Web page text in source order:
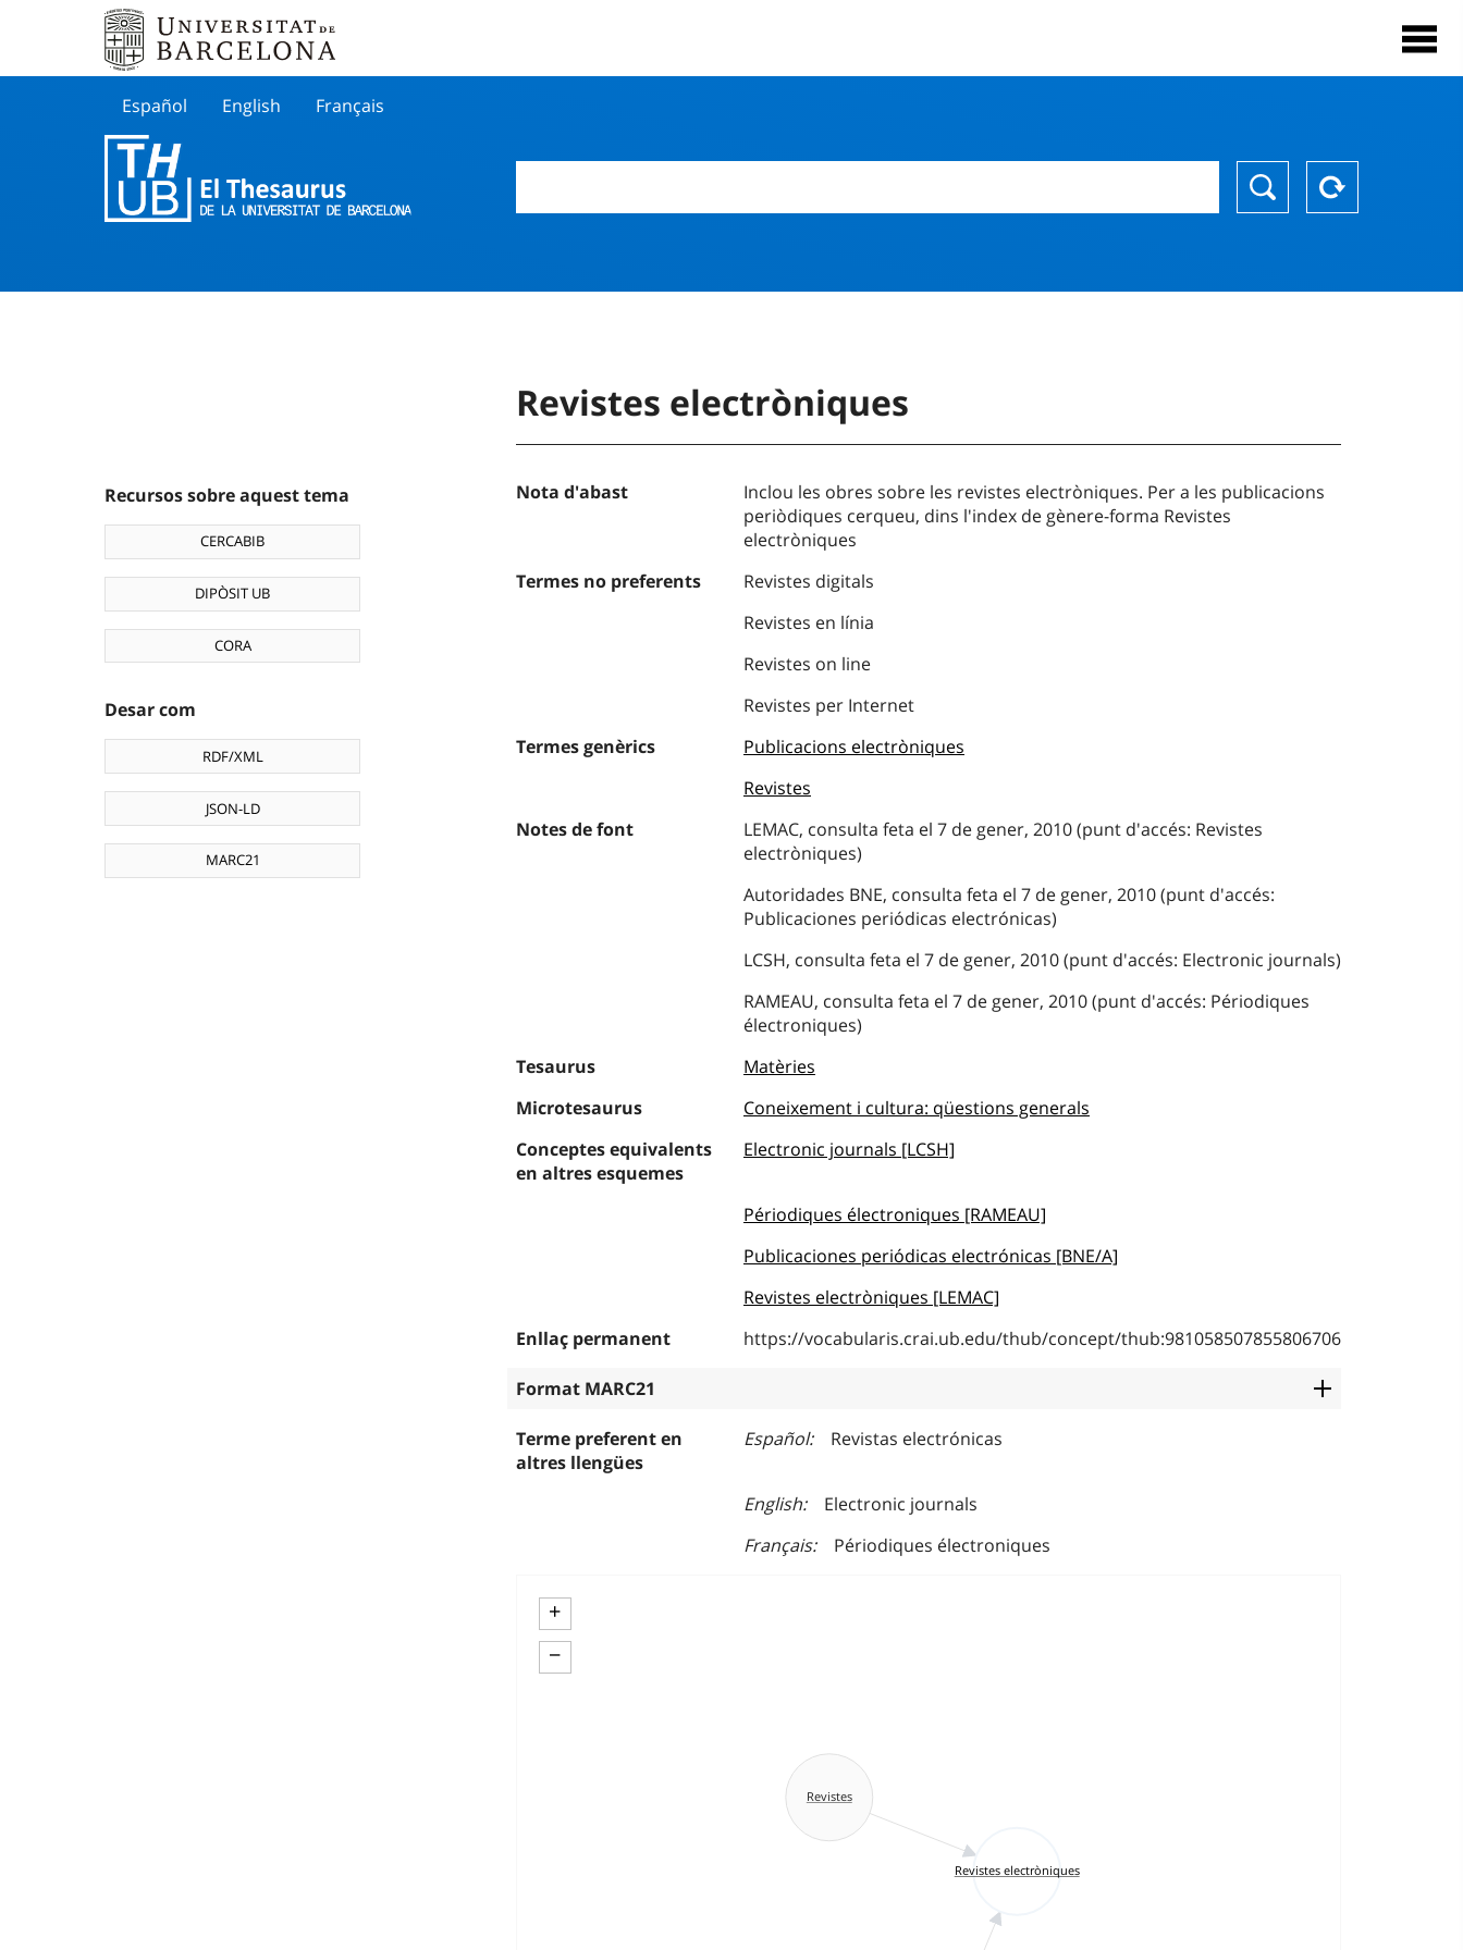
Español English Français
Recursos sobre aquest tema
CERCABIB
DIPÒSIT UB
CORA
Desar com
RDF/XML
JSON-LD
MARC21
Revistes electròniques
Nota d'abast
Inclou les obres sobre les revistes electròniques. Per a les publicacions
periòdiques cerqueu, dins l'index de gènere-forma Revistes
electròniques
Termes no preferents
Revistes digitals
Revistes en línia
Revistes on line
Revistes per Internet
Termes genèrics
Publicacions electròniques
Revistes
Notes de font
LEMAC, consulta feta el 7 de gener, 2010 (punt d'accés: Revistes
electròniques)
Autoridades BNE, consulta feta el 7 de gener, 2010 (punt d'accés:
Publicaciones periódicas electrónicas)
LCSH, consulta feta el 7 de gener, 2010 (punt d'accés: Electronic journals)
RAMEAU, consulta feta el 7 de gener, 2010 (punt d'accés: Périodiques
électroniques)
Tesaurus
Matèries
Microtesaurus
Coneixement i cultura: qüestions generals
Conceptes equivalents
en altres esquemes
Electronic journals [LCSH]
Périodiques électroniques [RAMEAU]
Publicaciones periódicas electrónicas [BNE/A]
Revistes electròniques [LEMAC]
Enllaç permanent
https://vocabularis.crai.ub.edu/thub/concept/thub:981058507855806706
Format MARC21
Terme preferent en
altres llengües
Español Revistas electrónicas
English
Electronic journals
Français
Périodiques électroniques
+
−
Revistes electròniques
Revistes